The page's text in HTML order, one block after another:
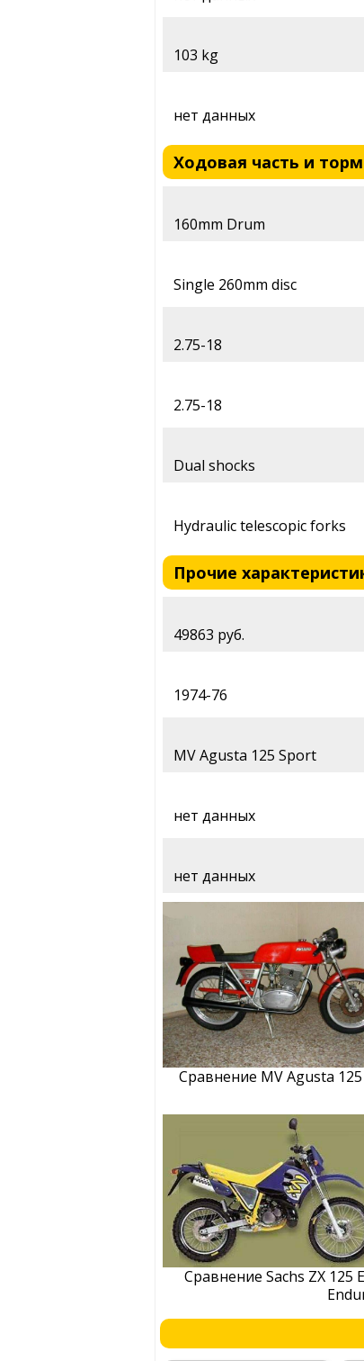
103 kg
нет данных
Ходовая часть и
160mm Drum
Single 260mm disc
2.75-18
2.75-18
Dual shocks
Hydraulic telescopic forks
Прочие
49863 руб.
1974-76
MV Agusta 125 Sport
нет данных
нет данных
Сравнение MV Agusta
Сравнение Sachs ZX 125